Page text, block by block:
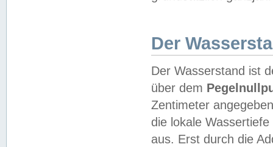
Der
Der Wasserstand ist
über dem
Zentimeter
die lokale
aus. Erst durch die